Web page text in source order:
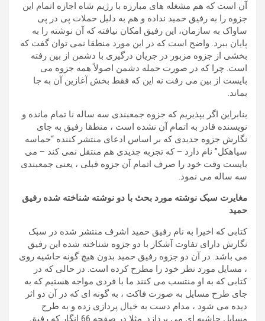
آن است که هم مشغله های مبارزه با رژیم شاه اجازه اتمام این
جزوه را به رفیق حمید نداده و هم به دلیل حملات پی در پی
ساواک به سازمان، این رفیق امکان نیافته که آن نوشته را به
پایان ببرد. واضح است که در این مورد منطقا نمی توان گفت که
بخشی از جزوه مزبور در جریان درگیری با دشمن از بین رفته
است. چرا که در صورت حمله دشمن اصولاً همه جزوه می
بایست از بین می رفت نه این که فقط بخش آغازین آن به جا
بماند.
بنابراین اگر بپذیریم که جزوه جمعبندی سه ساله نا تمام مانده و
نویسنده قادر به اتمام آن نشده است ، منطقا رفیق به جای
نگارش جزوه جدیدی که بر اساس ادعای منتشر کننده “حماسه
سیاهکل” نام دارد – که تجربه جدیدی هم منتقل نمی کند – می
بایست وقت خود را صرف اتمام آن جزوه قبلی ، یعنی جمعبندی
سه ساله می نمود.
مغایرت سبک نوشته مورد بحث با دو نوشته شناخته شده رفیق
حمید
کتابی که اخیرا به نام رفیق حمید اشرف منتشر شده در سبک
نگارش دارای تفاوت آشکار با دو جزوه شناخته شده این رفیق
می باشد. در آن دو جزوه رفیق حمید بدون هیچ گونه حاشیه روی
، مسایل مورد نظر خود را مطرح کرده است. در حالی که در
کتابی که به او منتسب می کنند ما با فردی مواجه هستیم که به
جای طرح مسایل به صورت فاکت ، به گونه ای که در آن دو اثر
دیده می شود ، مدام دست به خیال پردازی زده و به طرح
مسایل حاشیه ای می پردازد. مثلا در صفحه 66 انگار که رفیق